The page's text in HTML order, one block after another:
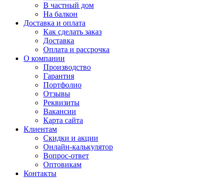
В частный дом
На балкон
Доставка и оплата
Как сделать заказ
Доставка
Оплата и рассрочка
О компании
Производство
Гарантия
Портфолио
Отзывы
Реквизиты
Вакансии
Карта сайта
Клиентам
Скидки и акции
Онлайн-калькулятор
Вопрос-ответ
Оптовикам
Контакты